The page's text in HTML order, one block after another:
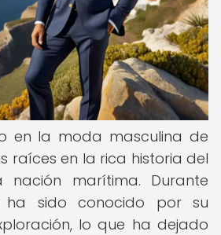
en la moda masculina de
raíces en la rica historia del
marítima. Durante
ha sido conocido por su
lo que ha dejado